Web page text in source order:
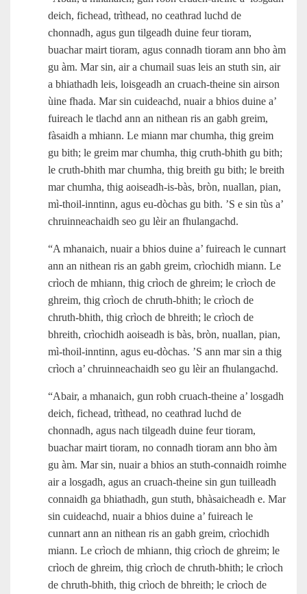
deich, fichead, trìthead, no ceathrad luchd de
chonnadh, agus gun tilgeadh duine feur tioram,
buachar mairt tioram, agus connadh tioram ann bho àm
gu àm. Mar sin, air a chumail suas leis an stuth sin, air
a bhiathadh leis, loisgeadh an cruach-theine sin airson
ùine fhada. Mar sin cuideachd, nuair a bhios duine a’
fuireach le tlachd ann an nithean ris an gabh greim,
fàsaidh a mhiann. Le miann mar chumha, thig greim
gu bith; le greim mar chumha, thig cruth-bhith gu bith;
le cruth-bhith mar chumha, thig breith gu bith; le breith
mar chumha, thig aoiseadh‑is‑bàs, bròn, nuallan, pian,
mì‑thoil-inntinn, agus eu‑dòchas gu bith. ’S e sin tùs a’
chruinneachaidh seo gu lèir an fhulangachd.
“A mhanaich, nuair a bhios duine a’ fuireach le cunnart
ann an nithean ris an gabh greim, crìochidh miann. Le
crìoch de mhiann, thig crìoch de ghreim; le crìoch de
ghreim, thig crìoch de chruth-bhith; le crìoch de
chruth-bhith, thig crìoch de bhreith; le crìoch de
bhreith, crìochidh aoiseadh is bàs, bròn, nuallan, pian,
mì‑thoil-inntinn, agus eu‑dòchas. ’S ann mar sin a thig
crìoch a’ chruinneachaidh seo gu lèir an fhulangachd.
“Abair, a mhanaich, gun robh cruach-theine a’ losgadh
deich, fichead, trìthead, no ceathrad luchd de
chonnadh, agus nach tilgeadh duine feur tioram,
buachar mairt tioram, no connadh tioram ann bho àm
gu àm. Mar sin, nuair a bhios an stuth-connaidh roimhe
air a losgadh, agus an cruach-theine sin gun tuilleadh
connaidh ga bhiathadh, gun stuth, bhàsaicheadh e. Mar
sin cuideachd, nuair a bhios duine a’ fuireach le
cunnart ann an nithean ris an gabh greim, crìochidh
miann. Le crìoch de mhiann, thig crìoch de ghreim; le
crìoch de ghreim, thig crìoch de chruth-bhith; le crìoch
de chruth-bhith, thig crìoch de bhreith; le crìoch de